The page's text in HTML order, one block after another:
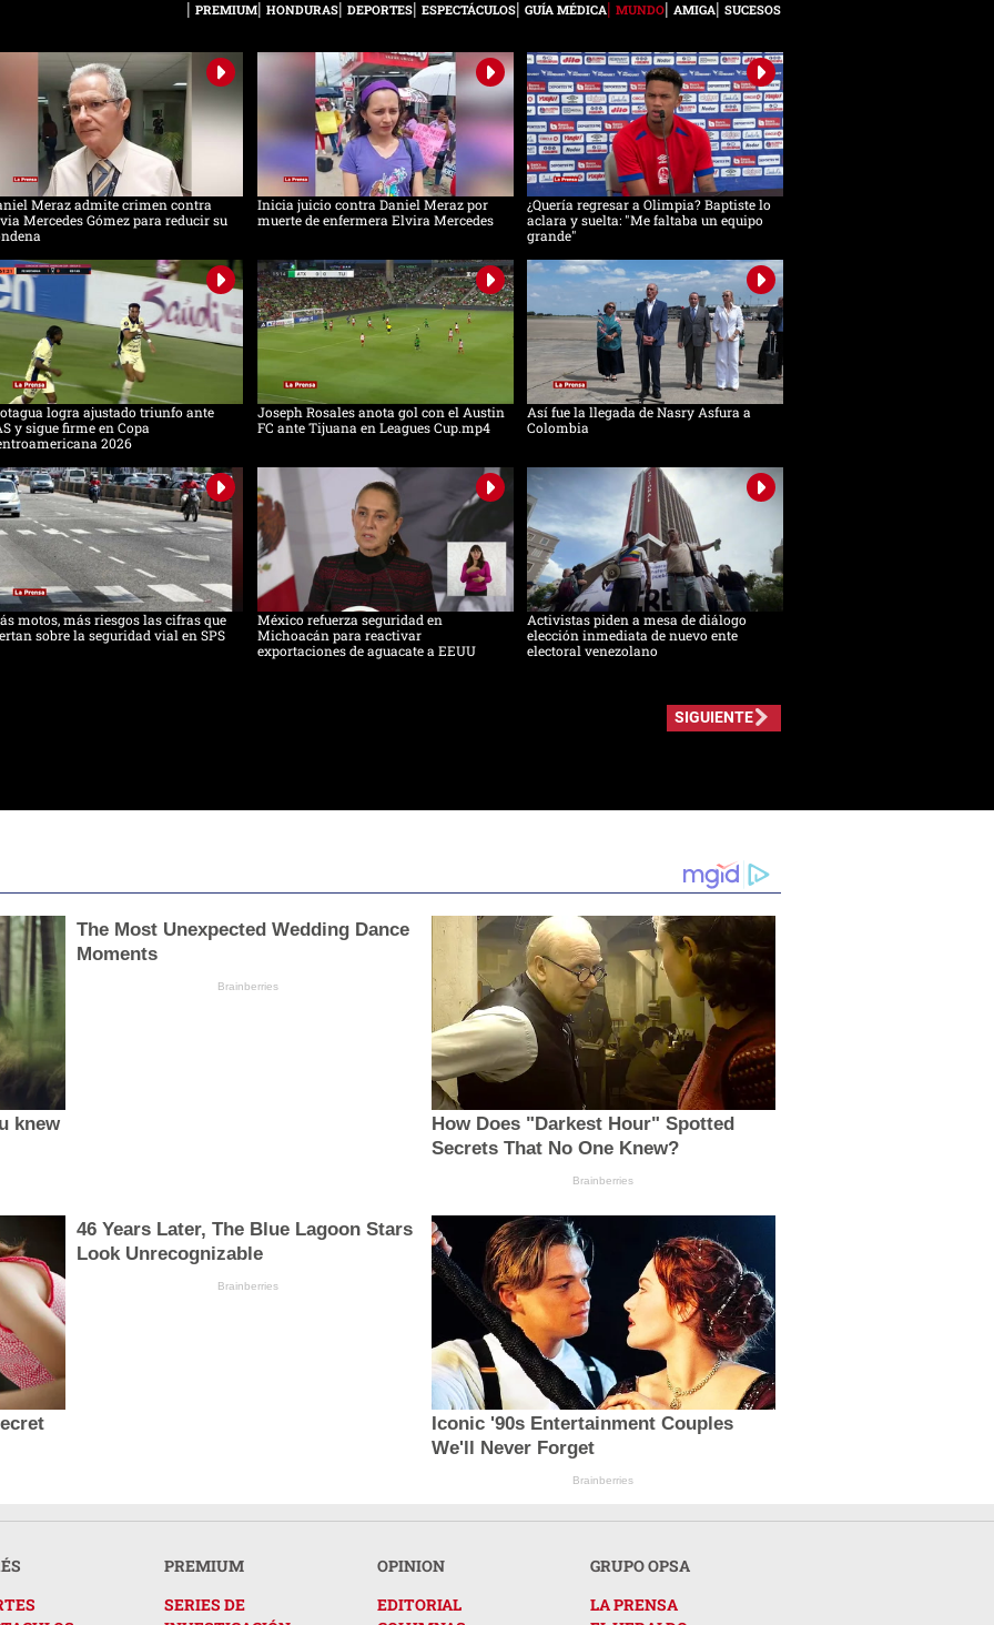
PREMIUM HONDURAS DEPORTES ESPECTÁCULOS GUÍA MÉDICA MUNDO AMIGA SUCESOS
Meraz admite crimen contra
Mercedes Gómez para reducir su
Inicia juicio contra Daniel Meraz por
muerte de enfermera Elvira Mercedes
¿Quería regresar a Olimpia? Baptiste lo
aclara y suelta: "Me faltaba un equipo
grande"
logra ajustado triunfo ante
y sigue firme en Copa
2026
Joseph Rosales anota gol con el Austin
FC ante Tijuana en Leagues Cup.mp4
Así fue la llegada de Nasry Asfura a
Colombia
motos, más riesgos las cifras que
sobre la seguridad vial en SPS
México refuerza seguridad en
Michoacán para reactivar
exportaciones de aguacate a EEUU
Activistas piden a mesa de diálogo
elección inmediata de nuevo ente
electoral venezolano
SIGUIENTE
knew
The Most Unexpected Wedding Dance
Moments
Brainberries
How Does "Darkest Hour" Spotted
Secrets That No One Knew?
Brainberries
46 Years Later, The Blue Lagoon Stars
Look Unrecognizable
Brainberries
Iconic '90s Entertainment Couples
We'll Never Forget
Brainberries
PREMIUM
SERIES DE
OPINION
EDITORIAL
GRUPO OPSA
LA PRENSA